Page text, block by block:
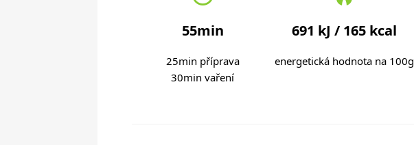
55min
25min příprava
30min vaření
691 kJ / 165 kcal
energetická hodnota na 100g